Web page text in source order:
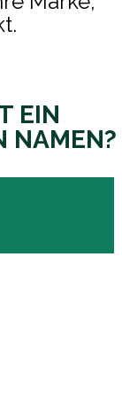
EIN
NAMEN?